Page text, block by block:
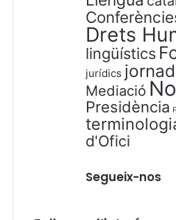
Drets
lingüístics
jurídics
Mediació
Presidència
d'Ofici
Segueix-nos